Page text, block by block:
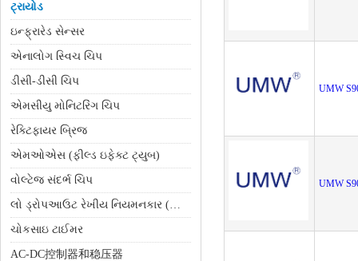
ટ્રાયોડ
ઇન્ફ્રારેડ સેન્સર
એનાલોગ સ્વિચ ચિપ
ડીસી-ડીસી ચિપ
એમસીયુ મોનિટરિંગ ચિપ
રેક્ટિફાયર બ્રિજ
એમઓએસ (ફીલ્ડ ઇફેક્ટ ટ્યુબ)
વોલ્ટેજ સંદર્ભ ચિપ
લો ડ્રોપઆઉટ રેખીય નિયમનકાર (એલડીઓ)
ચોકસાઇ ટાઈમર
AC-DC控制器和稳压器
UMW
UMW